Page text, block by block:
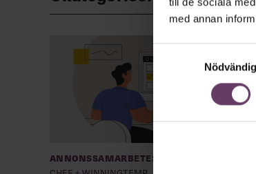
med annan
Nödvändig
Annonssamarbete: